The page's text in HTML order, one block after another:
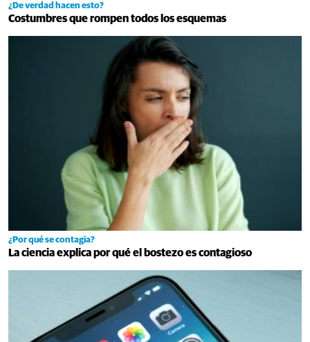
¿De verdad hacen esto?
Costumbres que rompen todos los esquemas
¿Por qué se contagia?
La ciencia explica por qué el bostezo es contagioso